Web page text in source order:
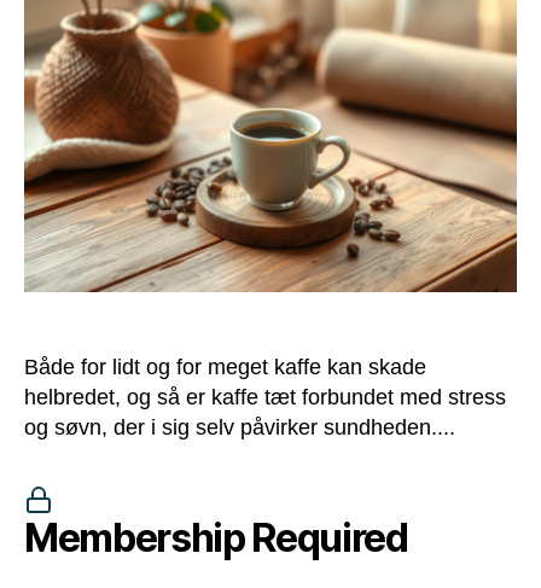
Både for lidt og for meget kaffe kan skade
helbredet, og så er kaffe tæt forbundet med stress
og søvn, der i sig selv påvirker sundheden....
Membership Required